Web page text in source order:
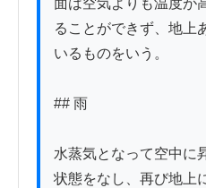
面は空気よりも温度が
ることができず、地上
いるものをいう。
## 雨
水蒸気となって空中に
状態をなし、再び地上